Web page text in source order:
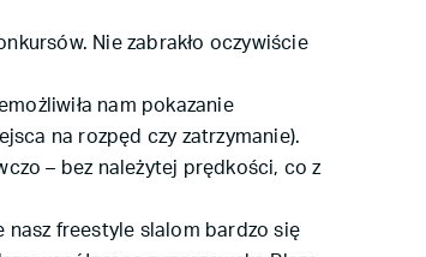
Nie zabrakło oczywiście
nam pokazanie
na rozpęd czy zatrzymanie).
– bez należytej prędkości, co z
nasz freestyle slalom bardzo się